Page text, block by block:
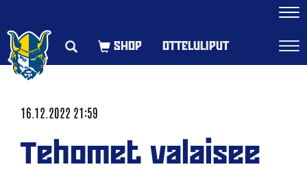
OTTELULIPUT
16.12.2022 21:59
Tehomet valaisee